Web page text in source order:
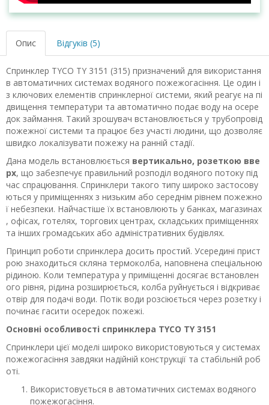
Опис Відгуків (5)
Спринклер TYCO TY 3151 (315) призначений для використання
в автоматичних системах водяного пожежогасіння. Це один і
з ключових елементів спринклерної системи, який реагує на пі
двищення температури та автоматично подає воду на осере
док займання. Такий зрошувач встановлюється у трубопровід
пожежної системи та працює без участі людини, що дозволяє
швидко локалізувати пожежу на ранній стадії.
Дана модель встановлюється вертикально, розеткою вве
рх, що забезпечує правильний розподіл водяного потоку під
час спрацювання. Спринклери такого типу широко застосову
ються у приміщеннях з низьким або середнім рівнем пожежно
ї небезпеки. Найчастіше їх встановлюють у банках, магазинах
, офісах, готелях, торгових центрах, складських приміщеннях
та інших громадських або адміністративних будівлях.
Принцип роботи спринклера досить простий. Усередині прист
рою знаходиться скляна термоколба, наповнена спеціальною
рідиною. Коли температура у приміщенні досягає встановлен
ого рівня, рідина розширюється, колба руйнується і відкриває
отвір для подачі води. Потік води розсіюється через розетку і
починає гасити осередок пожежі.
Основні особливості спринклера TYCO TY 3151
Спринклери цієї моделі широко використовуються у системах
пожежогасіння завдяки надійній конструкції та стабільній роб
оті.
Використовується в автоматичних системах водяного
пожежогасіння.